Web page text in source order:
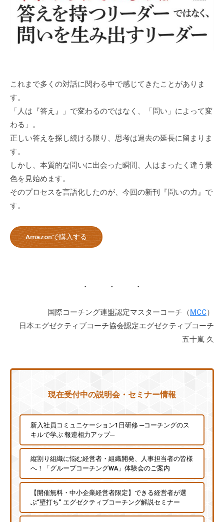
さ
い
。
これまで多くの対話に関わる中で感じてきたことがありま
す。
「人は『答え』」で変わるのではなく、「問い」によって変
わる」。
正しい答えを探し続ける限り、思考は過去の延長に留まりま
す。
しかし、本質的な問いに出会った瞬間、人はまったく違う景
色を見始めます。
そのプロセスを言語化したのが、今回の新刊『問いの力』で
す。
Amazonで購入する
国際コーチング連盟認定マスターコーチ（MCC）
日本エグゼクティブコーチ協会認定エグゼクティブコーチ
五十嵐 久
現在受付中の説明会・セミナー情報
新入社員コミュニケーション1日研修 ─コーチングのス
キルで学ぶ 報連相力アップ─
縦割り組織に悩む経営者・組織開発、人事担当者の皆様
へ！「グループコーチングWA」体験会のご案内
【開催無料・中小企業経営者限定】できる経営者が選
ぶ“壁打ち” エグゼクティブコーチング解説セミナー